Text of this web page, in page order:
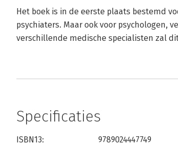
Het boek is in de eerste plaats bestemd
psychiaters. Maar ook voor psychologen,
verschillende medische specialisten zal
Specificaties
ISBN13:
9789024447749